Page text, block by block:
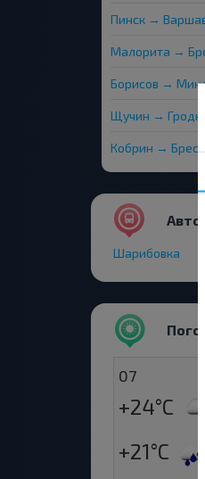
Пинск →
Малорита →
Борисов →
Щучин → Гродно
Кобрин → Брест
Шарибовка
07
+24°C
+21°C